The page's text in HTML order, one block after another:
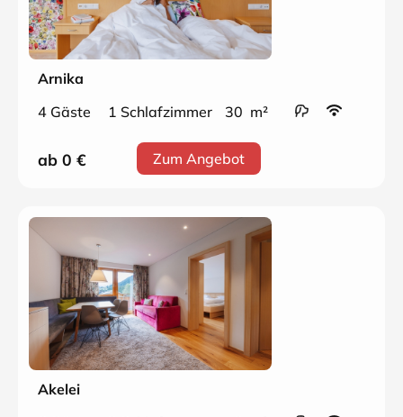
Arnika
4 Gäste
1 Schlafzimmer 30 m²
ab 0 € Zum Angebot
Akelei